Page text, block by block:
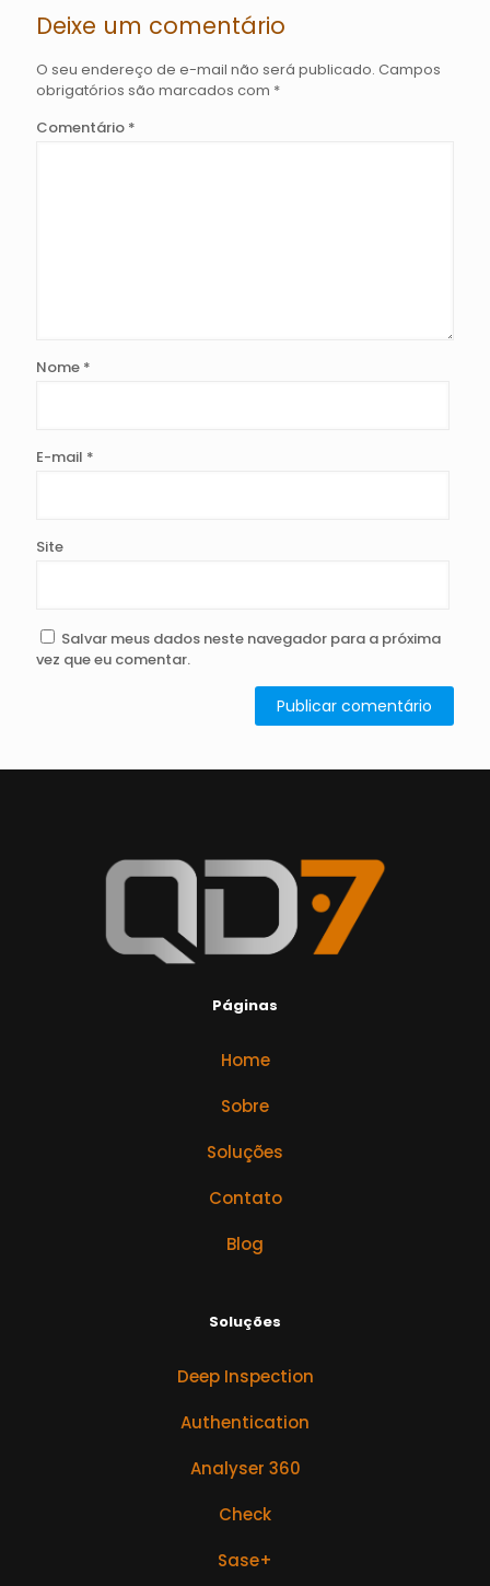
Deixe um comentário
O seu endereço de e-mail não será publicado. Campos
obrigatórios são marcados com *
Comentário *
Nome *
E-mail *
Site
Salvar meus dados neste navegador para a próxima
vez que eu comentar.
Páginas
Home
Sobre
Soluções
Contato
Blog
Soluções
Deep Inspection
Authentication
Analyser 360
Check
Sase+